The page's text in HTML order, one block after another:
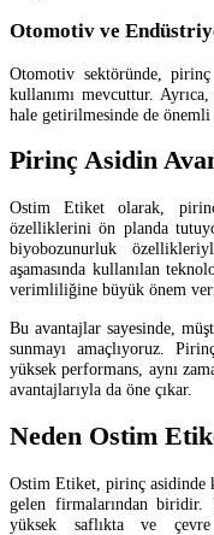
Otomotiv ve
Otomotiv sektöründe,
kullanımı mevcuttur.
hale getirilmesinde de
Pirinç Asidin
Ostim Etiket olarak,
özelliklerini ön planda
biyobozunurluk
aşamasında kullanılan
verimliliğine büyük önem
Bu avantajlar sayesinde,
sunmayı amaçlıyoruz.
yüksek performans, aynı
avantajlarıyla da öne çıkar.
Neden Ostim
Ostim Etiket, pirinç asidinde
gelen firmalarından biridir.
yüksek saflıkta ve